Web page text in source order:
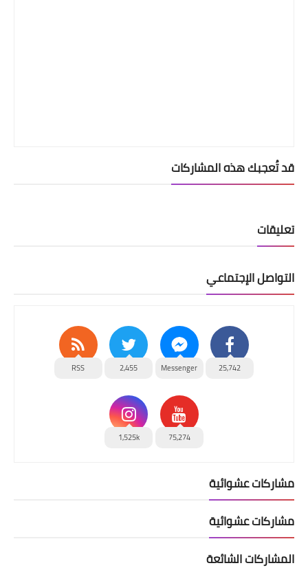
قد تُعجبك هذه المشاركات
تعليقات
التواصل الإجتماعي
25,742
Messenger
2,455
RSS
75,274
1,525k
مشاركات عشوائية
مشاركات عشوائية
المشاركات الشائعة